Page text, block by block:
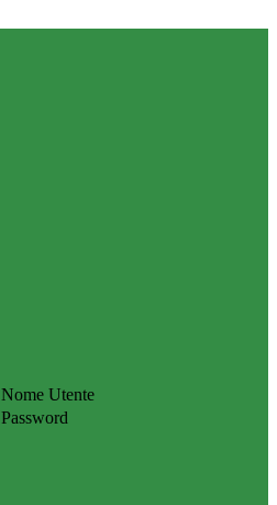
Nome Utente
Password